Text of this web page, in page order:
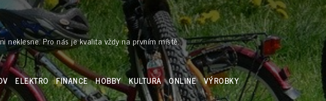
neklesne. Pro nás je kvalita vždy na prvním místě.
ELEKTRO FINANCE HOBBY KULTURA ONLINE VÝROBKY